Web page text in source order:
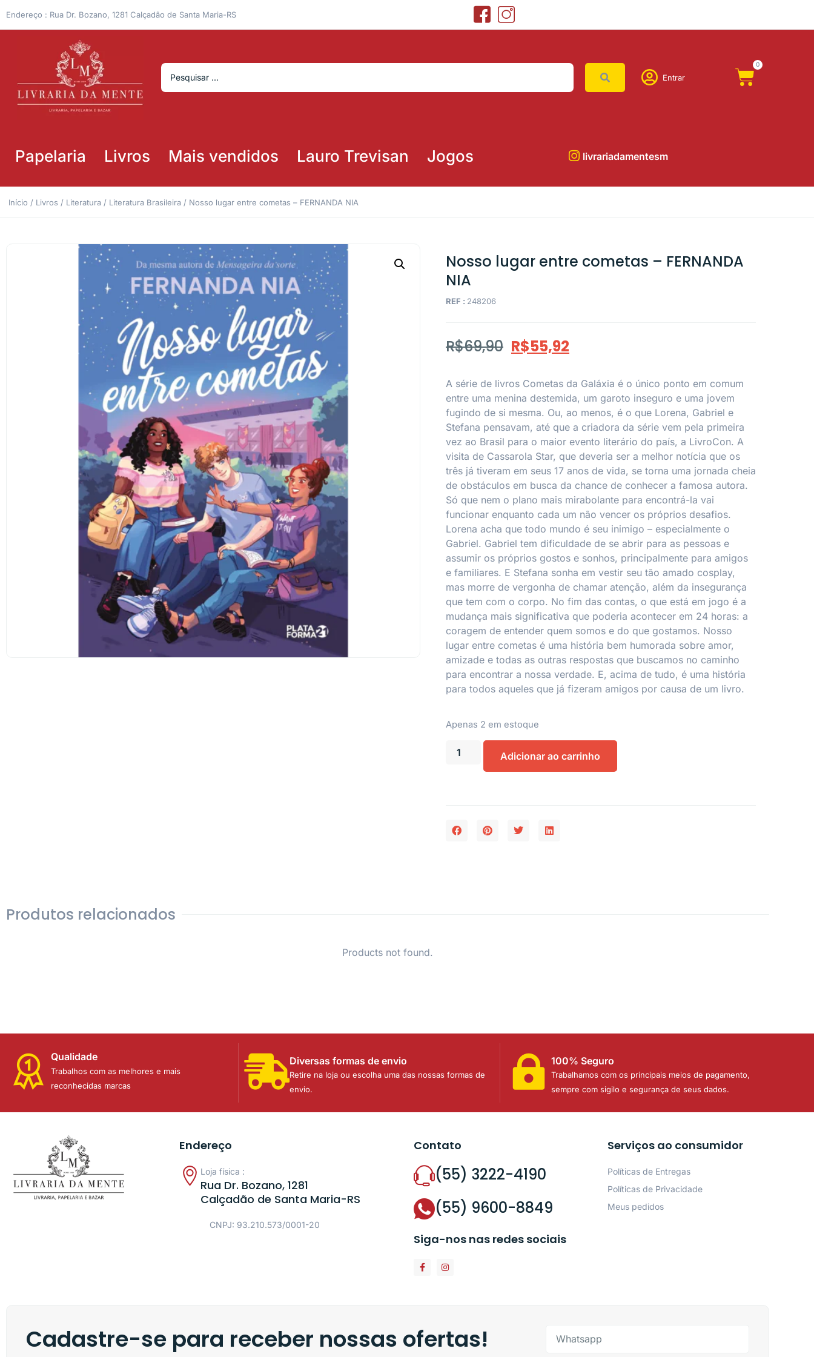
Endereço : Rua Dr. Bozano, 1281 Calçadão de Santa Maria-RS
Entrar
0
Papelaria Livros Mais vendidos Lauro Trevisan Jogos livrariadamentesm
Início / Livros / Literatura / Literatura Brasileira / Nosso lugar entre cometas – FERNANDA NIA
Nosso lugar entre cometas – FERNANDA
NIA
REF : 248206
R$69,90 R$55,92
A série de livros Cometas da Galáxia é o único ponto em comum
entre uma menina destemida, um garoto inseguro e uma jovem
fugindo de si mesma. Ou, ao menos, é o que Lorena, Gabriel e
Stefana pensavam, até que a criadora da série vem pela primeira
vez ao Brasil para o maior evento literário do país, a LivroCon. A
visita de Cassarola Star, que deveria ser a melhor notícia que os
três já tiveram em seus 17 anos de vida, se torna uma jornada cheia
de obstáculos em busca da chance de conhecer a famosa autora.
Só que nem o plano mais mirabolante para encontrá-la vai
funcionar enquanto cada um não vencer os próprios desafios.
Lorena acha que todo mundo é seu inimigo – especialmente o
Gabriel. Gabriel tem dificuldade de se abrir para as pessoas e
assumir os próprios gostos e sonhos, principalmente para amigos
e familiares. E Stefana sonha em vestir seu tão amado cosplay,
mas morre de vergonha de chamar atenção, além da insegurança
que tem com o corpo. No fim das contas, o que está em jogo é a
mudança mais significativa que poderia acontecer em 24 horas: a
coragem de entender quem somos e do que gostamos. Nosso
lugar entre cometas é uma história bem humorada sobre amor,
amizade e todas as outras respostas que buscamos no caminho
para encontrar a nossa verdade. E, acima de tudo, é uma história
para todos aqueles que já fizeram amigos por causa de um livro.
Apenas 2 em estoque
Adicionar ao carrinho
Produtos relacionados
Products not found.
Qualidade
Trabalhos com as melhores e mais
reconhecidas marcas
Diversas formas de envio
Retire na loja ou escolha uma das nossas formas de
envio.
100% Seguro
Trabalhamos com os principais meios de pagamento,
sempre com sigilo e segurança de seus dados.
Endereço
Loja física :
Rua Dr. Bozano, 1281
Calçadão de Santa Maria-RS
CNPJ: 93.210.573/0001-20
Contato
(55) 3222-4190
(55) 9600-8849
Siga-nos nas redes sociais
Serviços ao consumidor
Políticas de Entregas
Políticas de Privacidade
Meus pedidos
Cadastre-se para receber nossas ofertas!